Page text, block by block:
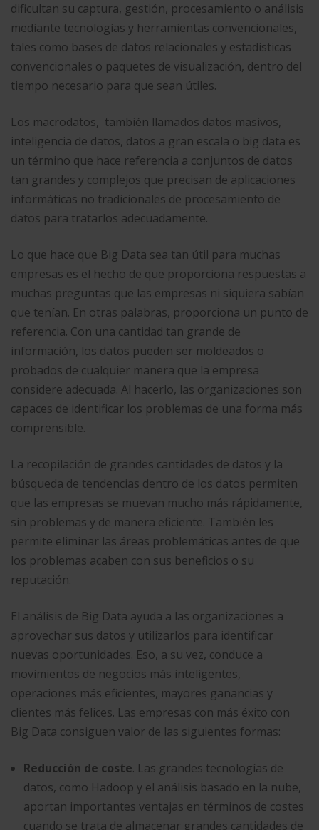
dificultan su captura, gestión, procesamiento o análisis
mediante tecnologías y herramientas convencionales,
tales como bases de datos relacionales y estadísticas
convencionales o paquetes de visualización, dentro del
tiempo necesario para que sean útiles.
Los macrodatos, ​ también llamados datos masivos,
inteligencia de datos, datos a gran escala o big data es
un término que hace referencia a conjuntos de datos
tan grandes y complejos que precisan de aplicaciones
informáticas no tradicionales de procesamiento de
datos para tratarlos adecuadamente.
Lo que hace que Big Data sea tan útil para muchas
empresas es el hecho de que proporciona respuestas a
muchas preguntas que las empresas ni siquiera sabían
que tenían. En otras palabras, proporciona un punto de
referencia. Con una cantidad tan grande de
información, los datos pueden ser moldeados o
probados de cualquier manera que la empresa
considere adecuada. Al hacerlo, las organizaciones son
capaces de identificar los problemas de una forma más
comprensible.
La recopilación de grandes cantidades de datos y la
búsqueda de tendencias dentro de los datos permiten
que las empresas se muevan mucho más rápidamente,
sin problemas y de manera eficiente. También les
permite eliminar las áreas problemáticas antes de que
los problemas acaben con sus beneficios o su
reputación.
El análisis de Big Data ayuda a las organizaciones a
aprovechar sus datos y utilizarlos para identificar
nuevas oportunidades. Eso, a su vez, conduce a
movimientos de negocios más inteligentes,
operaciones más eficientes, mayores ganancias y
clientes más felices. Las empresas con más éxito con
Big Data consiguen valor de las siguientes formas:
Reducción de coste. Las grandes tecnologías de
datos, como Hadoop y el análisis basado en la nube,
aportan importantes ventajas en términos de costes
cuando se trata de almacenar grandes cantidades de